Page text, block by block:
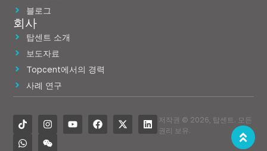
블로그
회사
탑센트 소개
보도자료
Topcent에서의 경력
사례 연구
저작권 © 2026, 탑센트. 모든
권리 보유.